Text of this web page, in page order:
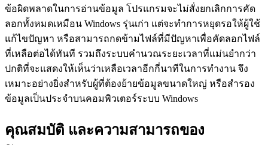
ข้อผิดพลาดในการอ่านข้อมูล โปรแกรมจะไม่สั่งยกเลิกการคัด
ลอกทั้งหมดเหมือน Windows รุ่นเก่า แต่จะทำการหยุดรอให้ผู้ใช้
แก้ไขปัญหา หรือสามารถกดข้ามไฟล์ที่มีปัญหาเพื่อคัดลอกไฟล์
ที่เหลือต่อได้ทันที รวมถึงระบบคำนวณระยะเวลาที่แม่นยำกว่า
ปกติที่จะแสดงให้เห็นว่าเหลือเวลาอีกกี่นาทีในการทำงาน จึง
เหมาะอย่างยิ่งสำหรับผู้ที่ต้องย้ายข้อมูลขนาดใหญ่ หรือสำรอง
ข้อมูลเป็นประจำบนคอมพิวเตอร์ระบบ Windows
คุณสมบัติ และความสามารถของ